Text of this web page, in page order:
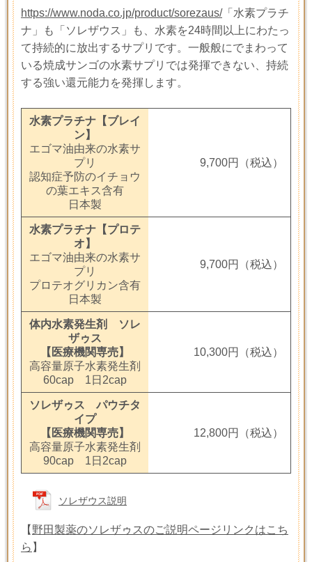
https://www.noda.co.jp/product/sorezaus/「水素プラチ
ナ」も「ソレザウス」も、水素を24時間以上にわたっ
て持続的に放出するサプリです。一般般にでまわって
いる焼成サンゴの水素サプリでは発揮できない、持続
する強い還元能力を発揮します。
水素プラチナ【ブレイ
ン】
エゴマ油由来の水素サ
プリ
認知症予防のイチョウ
の葉エキス含有
日本製
9,700円（税込）
水素プラチナ【プロテ
オ】
エゴマ油由来の水素サ
プリ
プロテオグリカン含有
日本製
9,700円（税込）
体内水素発生剤 ソレ
ザゥス
【医療機関専売】
高容量原子水素発生剤
60cap 1日2cap
10,300円（税込）
ソレザゥス パウチタ
イプ
【医療機関専売】
高容量原子水素発生剤
90cap 1日2cap
12,800円（税込）
ソレザウス説明
【 野田製薬のソレザゥスのご説明ページリンクはこち
ら 】